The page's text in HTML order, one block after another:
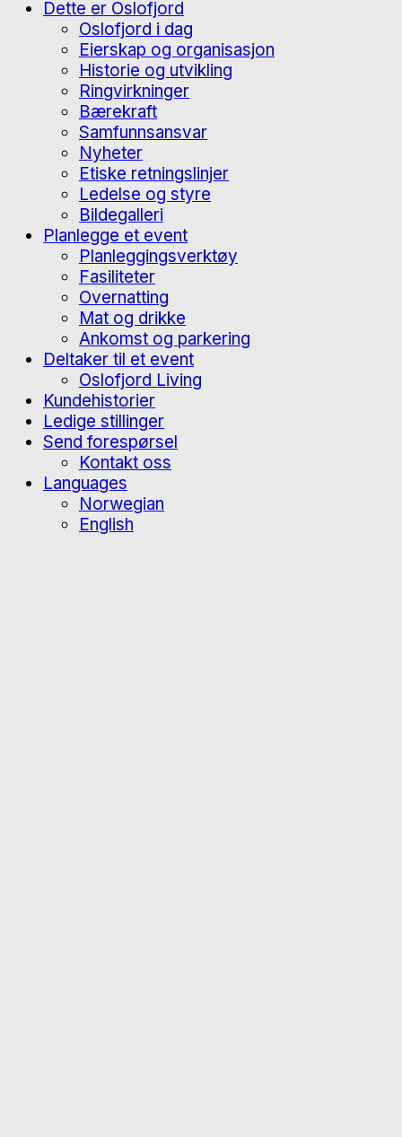
Dette er Oslofjord
Oslofjord i dag
Eierskap og organisasjon
Historie og utvikling
Ringvirkninger
Bærekraft
Samfunnsansvar
Nyheter
Etiske retningslinjer
Ledelse og styre
Bildegalleri
Planlegge et event
Planleggingsverktøy
Fasiliteter
Overnatting
Mat og drikke
Ankomst og parkering
Deltaker til et event
Oslofjord Living
Kundehistorier
Ledige stillinger
Send forespørsel
Kontakt oss
Languages
Norwegian
English